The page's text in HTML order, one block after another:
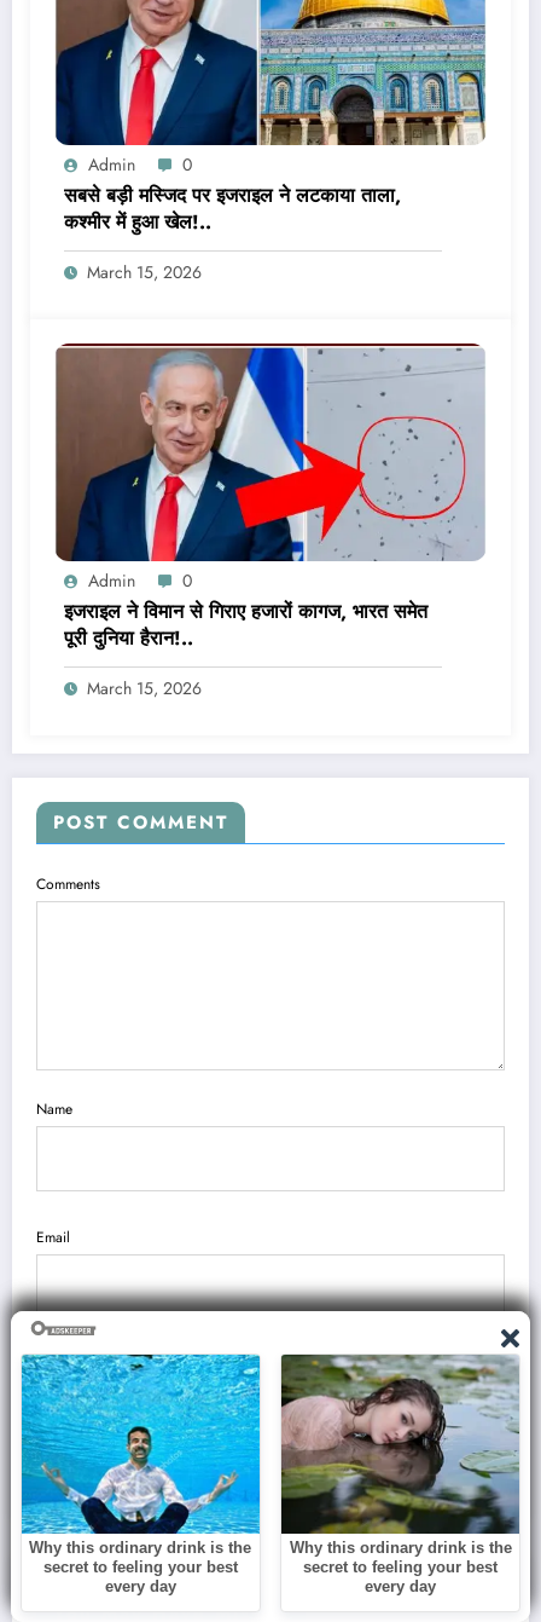
Admin 0
सबसे बड़ी मस्जिद पर इजराइल ने लटकाया ताला,
कश्मीर में हुआ खेल!..
March 15, 2026
Admin 0
इजराइल ने विमान से गिराए हजारों कागज, भारत समेत
पूरी दुनिया हैरान!..
March 15, 2026
POST COMMENT
Comments
Name
Email
Save my name, email, and website in this browser for the next time I
comment.
You May Have Missed